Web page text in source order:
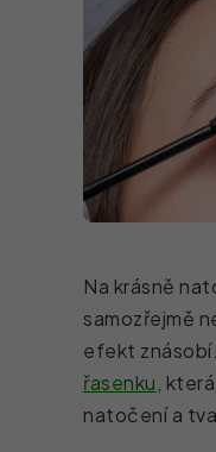
Na krásně
samozřejmě
efekt
řasenku,
natočení a